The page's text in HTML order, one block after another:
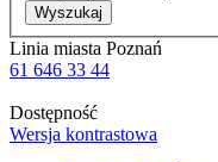
Wyszukaj
Linia miasta Poznań
61 646 33 44
Dostępność
Wersja kontrastowa